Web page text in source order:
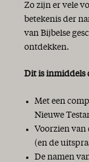
Zo zijn er vele
betekenis der
van Bijbelse
ontdekken.
Dit is inmiddels
Met een
Nieuwe
Voorzien van
(en de
De namen